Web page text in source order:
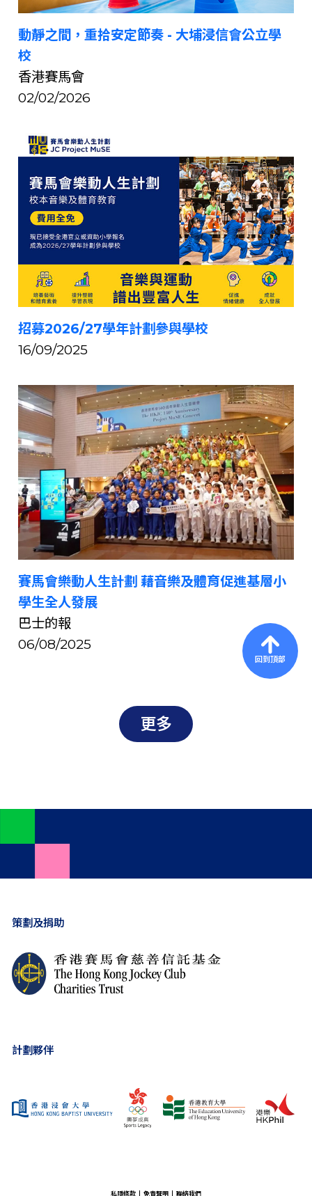
回到頂部
動靜之間，重拾安定節奏 - 大埔浸信會公立學
校
香港賽馬會
02/02/2026
招募2026/27學年計劃參與學校
16/09/2025
賽馬會樂動人生計劃 藉音樂及體育促進基層小
學生全人發展
巴士的報
06/08/2025
更多
策劃及捐助
計劃夥伴
私隱條款 免責聲明 聯絡我們